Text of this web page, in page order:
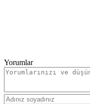
Yorumlar